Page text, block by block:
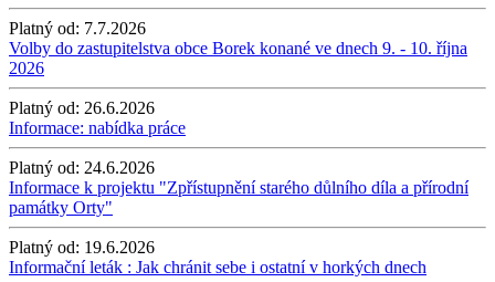
Platný od: 7.7.2026
Volby do zastupitelstva obce Borek konané ve dnech 9. - 10. října
2026
Platný od: 26.6.2026
Informace: nabídka práce
Platný od: 24.6.2026
Informace k projektu "Zpřístupnění starého důlního díla a přírodní
památky Orty"
Platný od: 19.6.2026
Informační leták : Jak chránit sebe i ostatní v horkých dnech